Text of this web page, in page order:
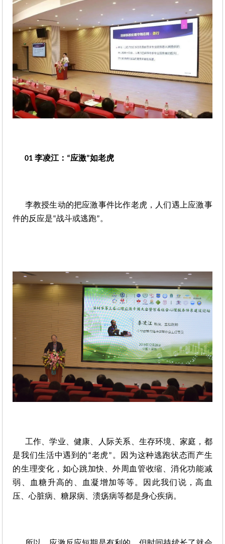
01 李凌江： “应激”如老虎
李教授生动的把应激事件比作老虎，人们遇上应激事
件的反应是“战斗或逃跑”。
工作、学业、健康、人际关系、生存环境、家庭，都
是我们生活中遇到的“老虎” 。因为这种逃跑状态而产生
的生理变化，如心跳加快、外周血管收缩、消化功能减
弱、血糖升高的、血凝增加等等。因此我们说，高血
压、心脏病、糖尿病、溃疡病等都是身心疾病。